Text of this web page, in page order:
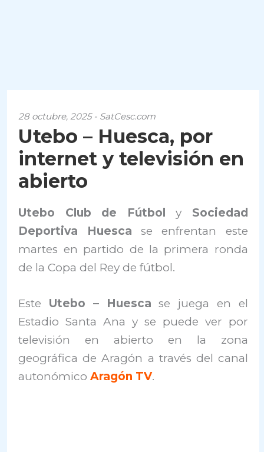
28 octubre, 2025 - SatCesc.com
Utebo – Huesca, por
internet y televisión en
abierto
Utebo Club de Fútboly Sociedad
Deportiva Huesca se enfrentan este
martes en partido de la primera ronda
de la Copa del Rey de fútbol.
Este Utebo – Huesca se juega en el
Estadio Santa Ana y se puede ver por
televisión en abierto en la zona
geográfica de Aragón a través del canal
autonómicoAragón TV.